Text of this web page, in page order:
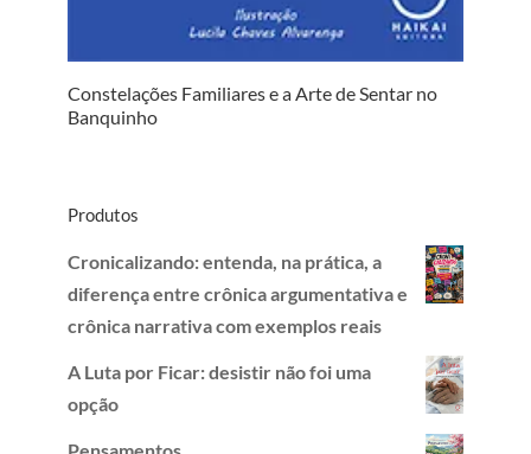
Constelações Familiares e a Arte de Sentar no
Banquinho
Produtos
Cronicalizando: entenda, na prática, a
diferença entre crônica argumentativa e
crônica narrativa com exemplos reais
A Luta por Ficar: desistir não foi uma
opção